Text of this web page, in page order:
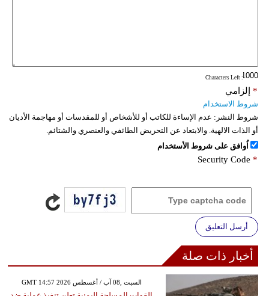
: Characters Left
إلزامي *
شروط الاستخدام
شروط النشر: عدم الإساءة للكاتب أو للأشخاص أو للمقدسات أو مهاجمة الأديان
أو الذات الالهية. والابتعاد عن التحريض الطائفي والعنصري والشتائم.
اُوافق على شروط الأستخدام
Security Code *
أرسل التعليق
أخبار ذات صلة
GMT 14:57 2026 السبت ,08 آب / أغسطس